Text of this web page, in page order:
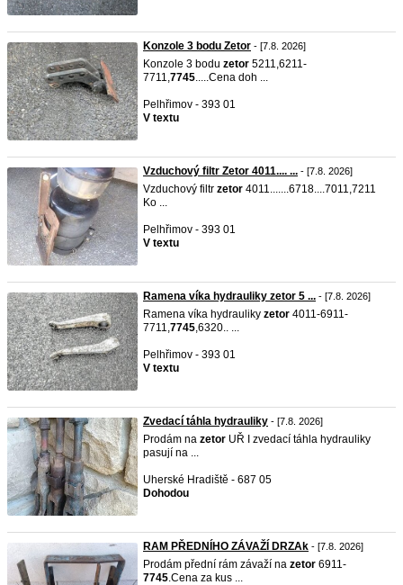
Konzole 3 bodu Zetor - [7.8. 2026]
Konzole 3 bodu zetor 5211,6211-
7711,7745.....Cena doh ...
Pelhřimov - 393 01
V textu
Vzduchový filtr Zetor 4011.... ... - [7.8. 2026]
Vzduchový filtr zetor 4011.......6718....7011,7211
Ko ...
Pelhřimov - 393 01
V textu
Ramena víka hydrauliky zetor 5 ... - [7.8. 2026]
Ramena víka hydrauliky zetor 4011-6911-
7711,7745,6320.. ...
Pelhřimov - 393 01
V textu
Zvedací táhla hydrauliky - [7.8. 2026]
Prodám na zetor UŘ I zvedací táhla hydrauliky
pasují na ...
Uherské Hradiště - 687 05
Dohodou
RAM PŘEDNÍHO ZÁVAŽÍ DRZAk - [7.8. 2026]
Prodám přední rám závaží na zetor 6911-
7745.Cena za kus ...